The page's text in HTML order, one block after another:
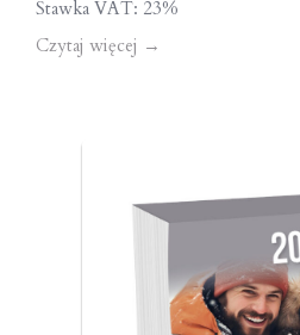
Stawka VAT: 23%
Czytaj więcej →